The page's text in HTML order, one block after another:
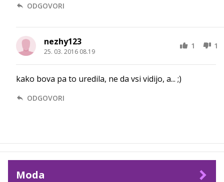
ODGOVORI
nezhy123
25. 03. 2016 08.19
1 1
kako bova pa to uredila, ne da vsi vidijo, a... ;)
ODGOVORI
Moda